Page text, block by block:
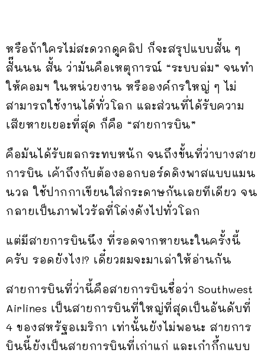
หรือถ้าใครไม่สะดวกดูคลิป ก็จะสรุปแบบสั้น ๆ
สั๊นนน สั้น ว่ามันคือเหตุการณ์ “ระบบล่ม” จนทำ
ให้คอมฯ ในหน่วยงาน หรือองค์กรใหญ่ ๆ ไม่
สามารถใช้งานได้ทั่วโลก และส่วนที่ได้รับความ
เสียหายเยอะที่สุด ก็คือ “สายการบิน”
คือมันได้รับผลกระทบหนัก จนถึงขั้นที่ว่าบางสาย
การบิน เค้าถึงกับต้องออกบอร์ดดิงพาสแบบแมน
นวล ใช้ปากกาเขียนใส่กระดาษกันเลยทีเดียว จน
กลายเป็นภาพไวรัลที่โด่งดังไปทั่วโลก
แต่มีสายการบินนึง ที่รอดจากหายนะในครั้งนี้
ครับ รอดยังไง!? เดี๋ยวผมจะมาเล่าให้อ่านกัน
สายการบินที่ว่านี้คือสายการบินชื่อว่า Southwest
Airlines เป็นสายการบินที่ใหญ่ที่สุดเป็นอันดับที่
4 ของสหรัฐอเมริกา เท่านั้นยังไม่พอนะ สายการ
บินนี้ยังเป็นสายการบินที่เก่าแก่ และเก๋ากึ้กแบบ